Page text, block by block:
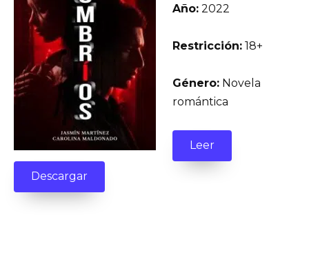
Año: 2022
Restricción: 18+
Género: Novela
romántica
Leer
Descargar